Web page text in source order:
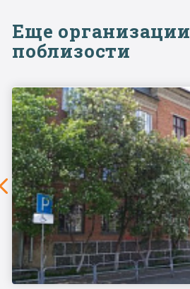
Еще организации
поблизости